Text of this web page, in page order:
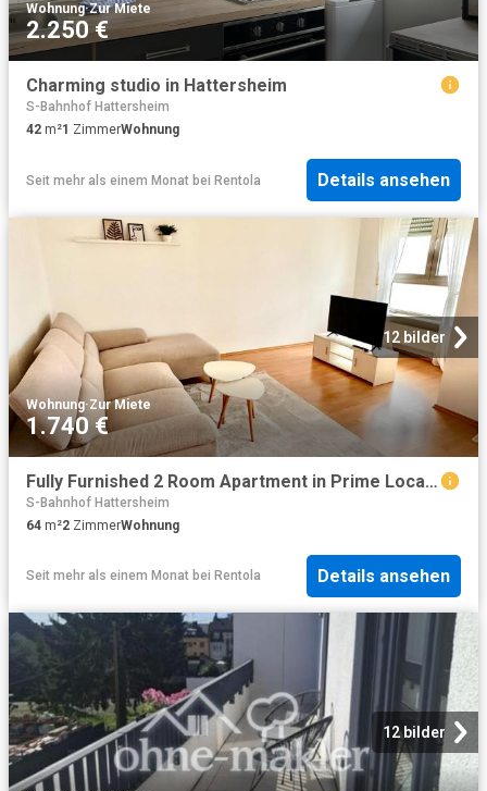
Wohnung·Zur Miete
2.250 €
Charming studio in Hattersheim
S-Bahnhof Hattersheim
42 m²1 ZimmerWohnung
Seit mehr als einem Monat bei Rentola Details ansehen
12 bilder
Wohnung·Zur Miete
1.740 €
Fully Furnished 2 Room Apartment in Prime Location – Kriftel
S-Bahnhof Hattersheim
64 m²2 ZimmerWohnung
Seit mehr als einem Monat bei Rentola Details ansehen
12 bilder